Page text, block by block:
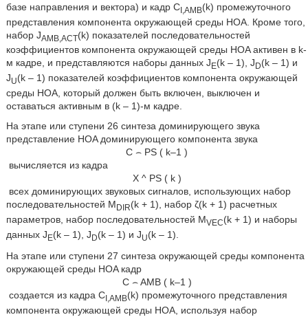
базе направления и вектора) и кадр CI,AMB(k) промежуточного
представления компонента окружающей среды HOA. Кроме того,
набор JAMB,ACT(k) показателей последовательностей
коэффициентов компонента окружающей среды HOA активен в k-
м кадре, и представляются наборы данных J E(k – 1), J D(k – 1) и
JU(k – 1) показателей коэффициентов компонента окружающей
среды HOA, который должен быть включен, выключен и
оставаться активным в (k – 1)-м кадре.
На этапе или ступени 26 синтеза доминирующего звука
представление HOA доминирующего компонента звука
C ⌢ PS ( k–1 )
вычисляется из кадра
X ^ PS ( k )
всех доминирующих звуковых сигналов, использующих набор
последовательностей MDIR(k + 1), набор ζ(k + 1) расчетных
параметров, набор последовательностей MVEC(k + 1) и наборы
данных JE(k – 1), JD(k – 1) и JU(k – 1).
На этапе или ступени 27 синтеза окружающей среды компонента
окружающей среды HOA кадр
C ⌢AMB ( k–1 )
создается из кадра CI,AMB(k) промежуточного представления
компонента окружающей среды HOA, используя набор